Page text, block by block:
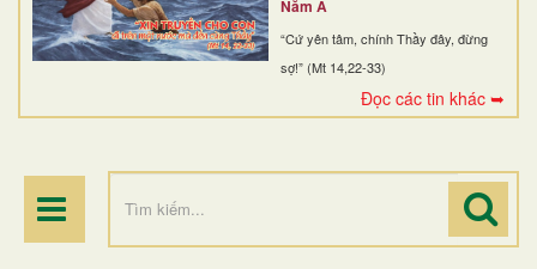
Năm A
“Cứ yên tâm, chính Thầy đây, đừng
sợ!” (Mt 14,22-33)
Đọc các tin khác ➥
ĐOÀN THỂ CG
ĐIỂM HÀNH HƯƠNG